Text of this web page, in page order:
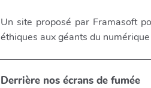
Un site proposé par Framasoft
éthiques aux géants du numérique
Derrière nos écrans de fumée